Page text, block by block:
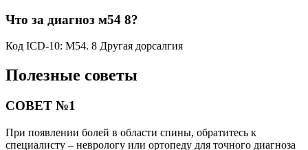
Что за диагноз м54 8?
Код ICD-10: M54. 8 Другая дорсалгия
Полезные советы
СОВЕТ №1
При появлении болей в области спины, обратитесь к
специалисту – неврологу или ортопеду для точного диагноза